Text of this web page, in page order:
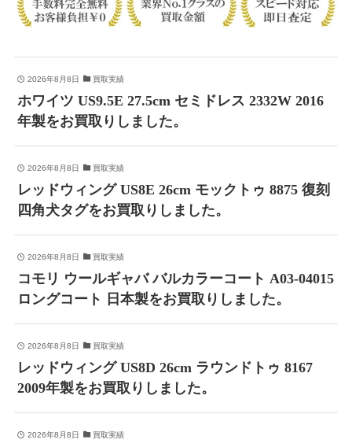
2026年8月8日 買取実績
ホワイツ US9.5E 27.5cm セミドレス 2332W 2016
年製をお買取りしました。
2026年8月8日 買取実績
レッドウィング US8E 26cm モックトゥ 8875 復刻
四角犬タグをお買取りしました。
2026年8月8日 買取実績
コモリ ウールギャバ バルカラーコート A03-04015
ロングコート 日本製をお買取りしました。
2026年8月8日 買取実績
レッドウィング US8D 26cm ラウンドトゥ 8167
2009年製をお買取りしました。
2026年8月8日 買取実績